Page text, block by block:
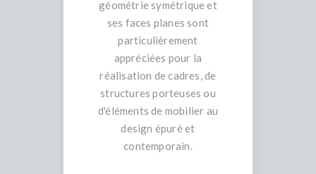
géométrie symétrique et
ses faces planes sont
particulièrement
appréciées pour la
réalisation de cadres, de
structures porteuses ou
d'éléments de mobilier au
design épuré et
contemporain.